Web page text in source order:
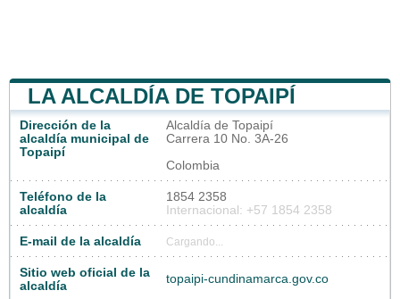
LA ALCALDÍA DE TOPAIPÍ
Dirección de la
alcaldía municipal de
Topaipí
Alcaldía de Topaipí
Carrera 10 No. 3A-26
Colombia
Teléfono de la
alcaldía
1854 2358
Internacional: +57 1854 2358
E-mail de la alcaldía Cargando...
Sitio web oficial de la
alcaldía
topaipi-cundinamarca.gov.co